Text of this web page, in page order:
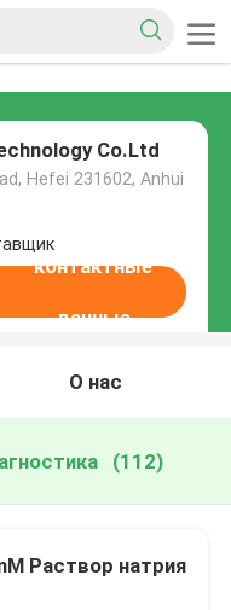
Co.Ltd
Hefei 231602, Anhui
контактные
данные
О нас
(112)
Раствор натрия